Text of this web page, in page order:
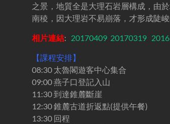
之景，地質全是大理石岩層構成，由
南稜，因大理岩不易崩落，才形成陡峻
相片連結: 20170409 20170319
【課程安排】
08:30 太魯閣遊客中心集合
09:00 燕子口登記入山
11:30到達錐麓斷崖
12:30錐麓古道折返點(提供午餐)
13:30 回程